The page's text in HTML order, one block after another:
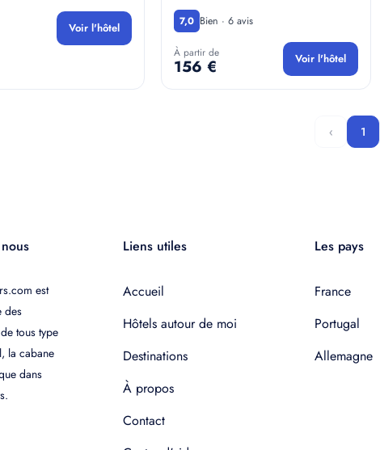
Voir l'hôtel
7,0 Bien · 6 avis
À partir de
156 € Voir l'hôtel
‹ 1
est
des
tous type
la cabane
dans
Liens utiles
Accueil
Hôtels autour de moi
Destinations
À propos
Contact
Les pays
France
Portugal
Allemagne